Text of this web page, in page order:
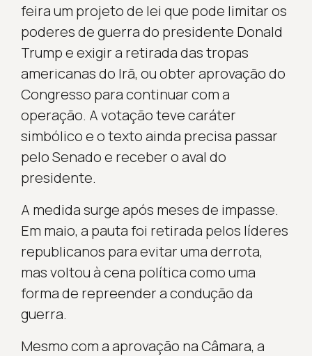
feira um projeto de lei que pode limitar os
poderes de guerra do presidente Donald
Trump e exigir a retirada das tropas
americanas do Irã, ou obter aprovação do
Congresso para continuar com a
operação. A votação teve caráter
simbólico e o texto ainda precisa passar
pelo Senado e receber o aval do
presidente.
A medida surge após meses de impasse.
Em maio, a pauta foi retirada pelos líderes
republicanos para evitar uma derrota,
mas voltou à cena política como uma
forma de repreender a condução da
guerra.
Mesmo com a aprovação na Câmara, a